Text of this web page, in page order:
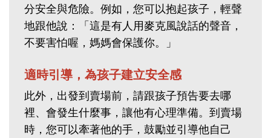
分安全與危險。例如，您可以抱起孩子，輕聲
地跟他說：「這是有人用麥克風說話的聲音，
不要害怕喔，媽媽會保護你。」
適時引導，為孩子建立安全感
此外，出發到賣場前，請跟孩子預告要去哪
裡、會發生什麼事，讓他有心理準備。到賣場
時，您可以牽著他的手，鼓勵並引導他自己